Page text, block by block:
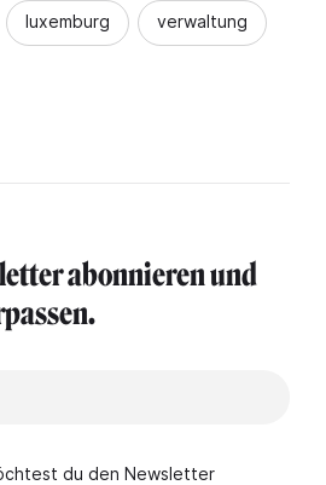
luxemburg verwaltung
abonnieren und
du den Newsletter